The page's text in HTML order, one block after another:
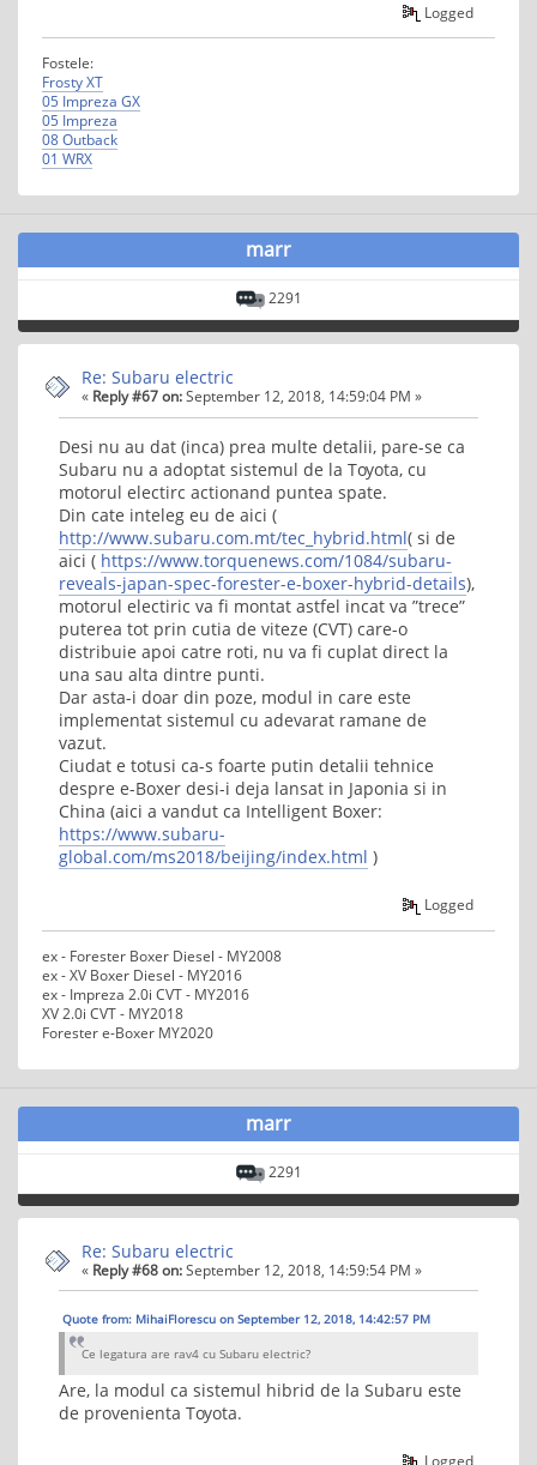
Logged
Fostele:
Frosty XT
05 Impreza GX
05 Impreza
08 Outback
01 WRX
marr
2291
Re: Subaru electric
« Reply #67 on:September 12, 2018, 14:59:04 PM »
Desi nu au dat (inca) prea multe detalii, pare-se ca
Subaru nu a adoptat sistemul de la Toyota, cu
motorul electirc actionand puntea spate.
Din cate inteleg eu de aici (
http://www.subaru.com.mt/tec_hybrid.html( si de
aici ( https://www.torquenews.com/1084/subaru-
reveals-japan-spec-forester-e-boxer-hybrid-details),
motorul electiric va fi montat astfel incat va ”trece”
puterea tot prin cutia de viteze (CVT) care-o
distribuie apoi catre roti, nu va fi cuplat direct la
una sau alta dintre punti.
Dar asta-i doar din poze, modul in care este
implementat sistemul cu adevarat ramane de
vazut.
Ciudat e totusi ca-s foarte putin detalii tehnice
despre e-Boxer desi-i deja lansat in Japonia si in
China (aici a vandut ca Intelligent Boxer:
https://www.subaru-
global.com/ms2018/beijing/index.html )
Logged
ex - Forester Boxer Diesel - MY2008
ex - XV Boxer Diesel - MY2016
ex - Impreza 2.0i CVT - MY2016
XV 2.0i CVT - MY2018
Forester e-Boxer MY2020
marr
2291
Re: Subaru electric
« Reply #68 on:September 12, 2018, 14:59:54 PM »
Quote from: MihaiFlorescu on September 12, 2018, 14:42:57 PM
Ce legatura are rav4 cu Subaru electric?
Are, la modul ca sistemul hibrid de la Subaru este
de provenienta Toyota.
Logged